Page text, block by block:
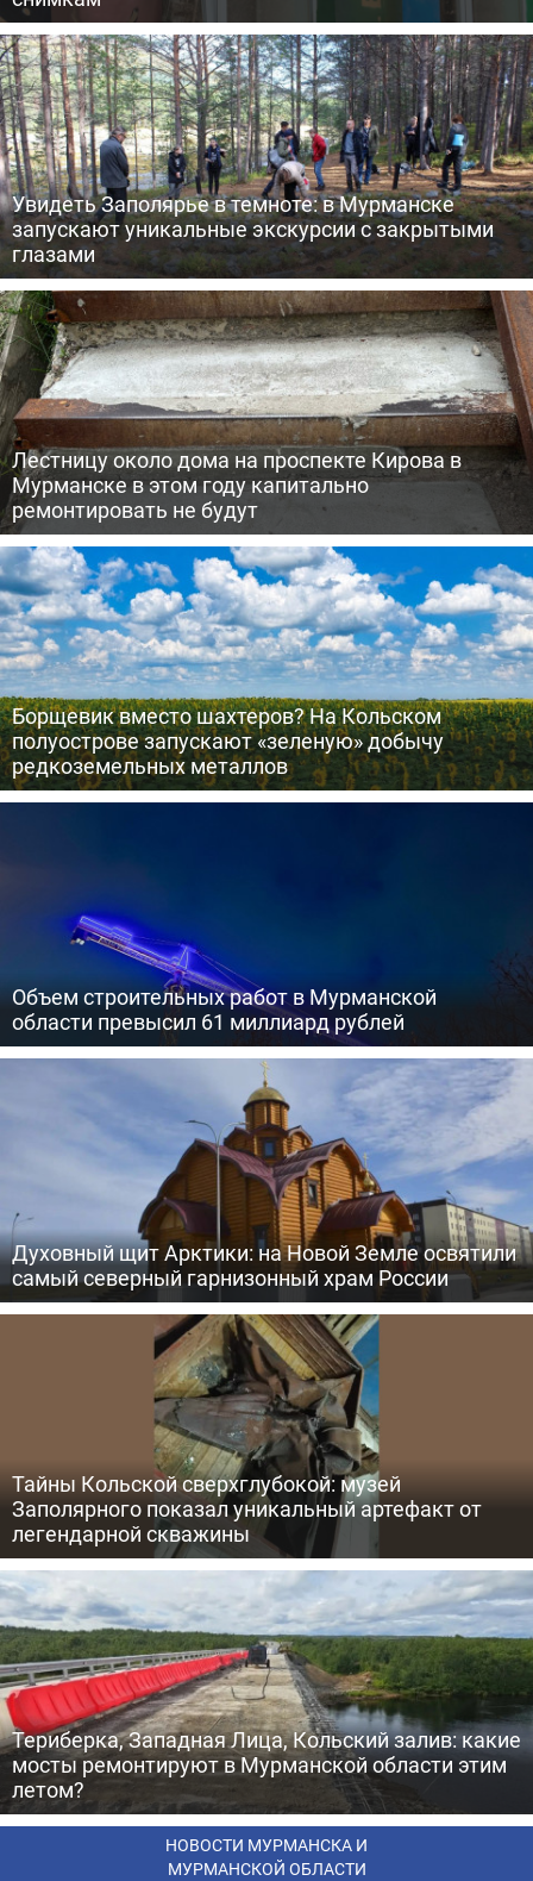
Увидеть Заполярье в темноте: в Мурманске
запускают уникальные экскурсии с закрытыми
глазами
Лестницу около дома на проспекте Кирова в
Мурманске в этом году капитально
ремонтировать не будут
Борщевик вместо шахтеров? На Кольском
полуострове запускают «зеленую» добычу
редкоземельных металлов
Объем строительных работ в Мурманской
области превысил 61 миллиард рублей
Духовный щит Арктики: на Новой Земле освятили
самый северный гарнизонный храм России
Тайны Кольской сверхглубокой: музей
Заполярного показал уникальный артефакт от
легендарной скважины
Териберка, Западная Лица, Кольский залив: какие
мосты ремонтируют в Мурманской области этим
летом?
НОВОСТИ МУРМАНСКА И
МУРМАНСКОЙ ОБЛАСТИ